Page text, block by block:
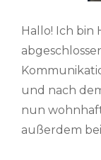
Hallo! Ich bin
und nach
nun
außerdem